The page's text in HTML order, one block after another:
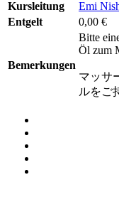
Kursleitung
Emi
Entgelt
0,00 €
Bemerkungen
Bitte
Öl zum
マッサ
ルをご